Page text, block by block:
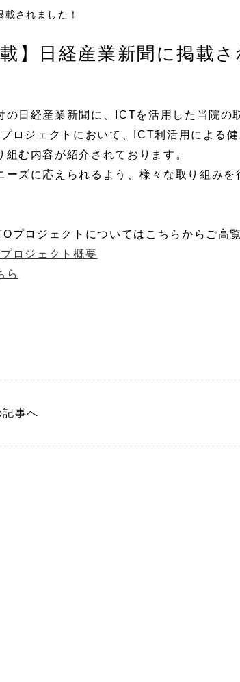
載されました！
載】日経産業新聞に掲載さ
の日経産業新聞に、ICTを活用した当院の
ロジェクトにおいて、ICT利活用による
組む内容が紹介されております。
ーズに応えられるよう、様々な取り組みを
プロジェクトについてはこちらからご高
ロジェクト概要
ら
記事へ